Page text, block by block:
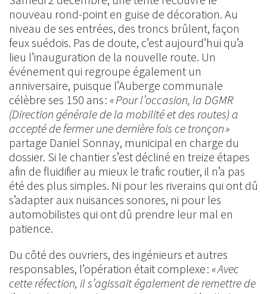
nouveau rond-point en guise de décoration. Au
niveau de ses entrées, des troncs brûlent, façon
feux suédois. Pas de doute, c’est aujourd’hui qu’a
lieu l’inauguration de la nouvelle route. Un
événement qui regroupe également un
anniversaire, puisque l’Auberge communale
célèbre ses 150 ans : « Pour l’occasion, la DGMR
(Direction générale de la mobilité et des routes) a
accepté de fermer une dernière fois ce tronçon »
partage Daniel Sonnay, municipal en charge du
dossier. Si le chantier s’est décliné en treize étapes
afin de fluidifier au mieux le trafic routier, il n’a pas
été des plus simples. Ni pour les riverains qui ont dû
s’adapter aux nuisances sonores, ni pour les
automobilistes qui ont dû prendre leur mal en
patience.
Du côté des ouvriers, des ingénieurs et autres
responsables, l’opération était complexe : « Avec
cette réfection, il s’agissait également de remettre de